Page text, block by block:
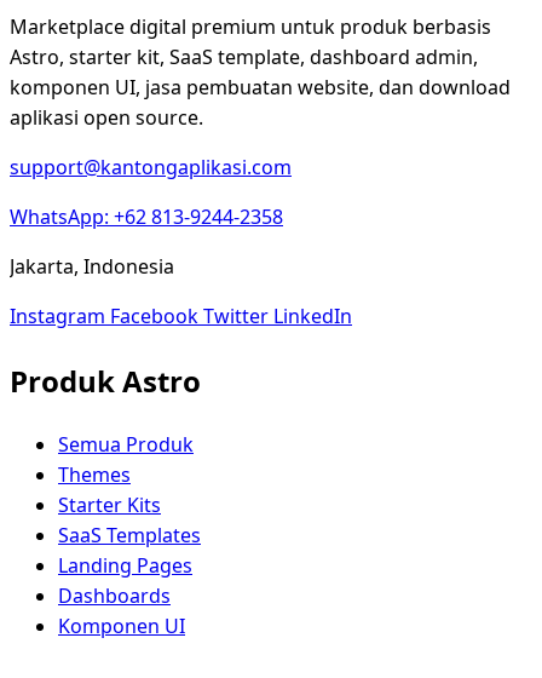
Marketplace digital premium untuk produk berbasis
Astro, starter kit, SaaS template, dashboard admin,
komponen UI, jasa pembuatan website, dan download
aplikasi open source.
support@kantongaplikasi.com
WhatsApp: +62 813-9244-2358
Jakarta, Indonesia
Instagram FacebookTwitter LinkedIn
Produk Astro
Semua Produk
Themes
Starter Kits
SaaS Templates
Landing Pages
Dashboards
Komponen UI